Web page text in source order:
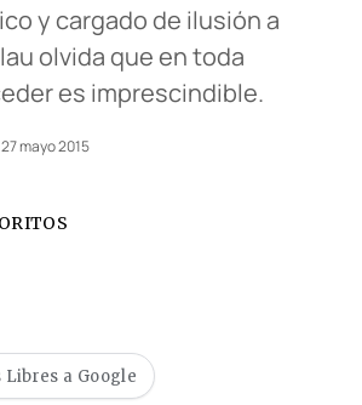
y cargado de ilusión a
olvida que en toda
es imprescindible.
27 mayo 2015
a Google